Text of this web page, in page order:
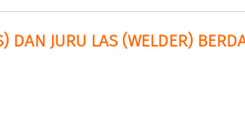
DAN JURU LAS (WELDER)